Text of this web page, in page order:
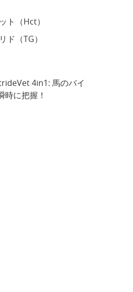
ト（Hct）
ド（TG）
4in1: 馬のバイ
時に把握！